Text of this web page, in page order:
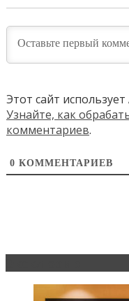
Этот сайт
Узнайте, как
комментариев.
0 КОММЕНТАРИЕВ